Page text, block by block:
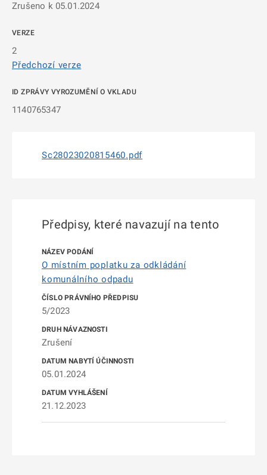
Zrušeno k 05.01.2024
VERZE
2
Předchozí verze
ID ZPRÁVY VYROZUMĚNÍ O VKLADU
1140765347
Sc28023020815460.pdf
Předpisy, které navazují na tento
O místním poplatku za odkládání
komunálního odpadu
5/2023
Zrušení
05.01.2024
21.12.2023